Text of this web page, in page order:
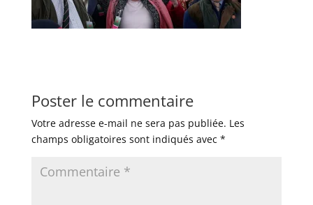
Poster le commentaire
Votre adresse e-mail ne sera pas publiée. Les
champs obligatoires sont indiqués avec *